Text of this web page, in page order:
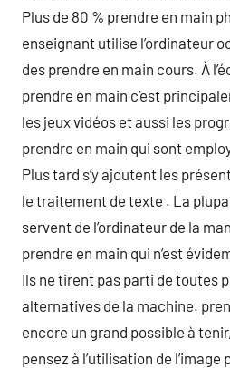
Plus de 80 % prendre en main
enseignant utilise l’ordinateur
des prendre en main cours. À
prendre en main c’est
les jeux vidéos et aussi les
prendre en main qui sont
Plus tard s’y ajoutent les
le traitement de texte . La
servent de l’ordinateur de la
prendre en main qui n’est
Ils ne tirent pas parti de toutes
alternatives de la machine.
encore un grand possible à
pensez à l’utilisation de l’image